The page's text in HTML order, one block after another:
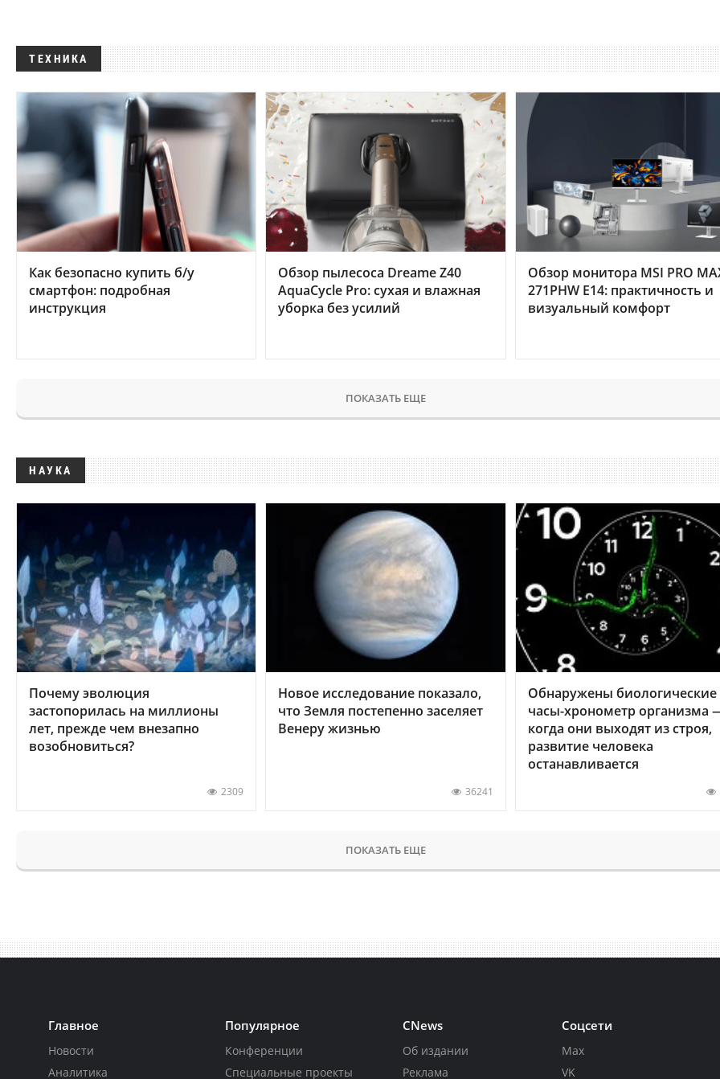
ТЕХНИКА
Как безопасно купить б/у
смартфон: подробная
инструкция
Обзор пылесоса Dreame Z40
AquaCycle Pro: сухая и влажная
уборка без усилий
Обзор монитора MSI PRO
271PHW E14: практичность и
визуальный комфорт
ПОКАЗАТЬ ЕЩЕ
НАУКА
Почему эволюция
застопорилась на миллионы
лет, прежде чем внезапно
возобновиться?
2309
Новое исследование показало,
что Земля постепенно заселяет
Венеру жизнью
36241
Обнаружены биологические
часы-хронометр организма
когда они выходят из строя,
развитие человека
останавливается
ПОКАЗАТЬ ЕЩЕ
Главное
Новости
Аналитика
Популярное
Конференции
Специальные проекты
CNews
Об издании
Реклама
Соцсети
Max
VK